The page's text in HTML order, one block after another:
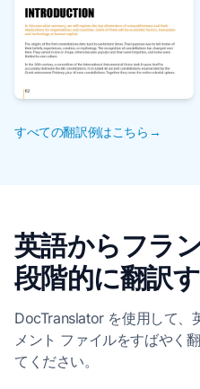
すべての翻訳例はこちら→
英語からフラ
段階的に翻訳
DocTranslator を使用して、
メント ファイルをすばやく
てください。